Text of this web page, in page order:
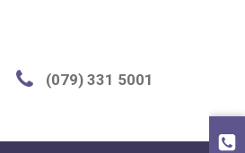
(079) 331 5001